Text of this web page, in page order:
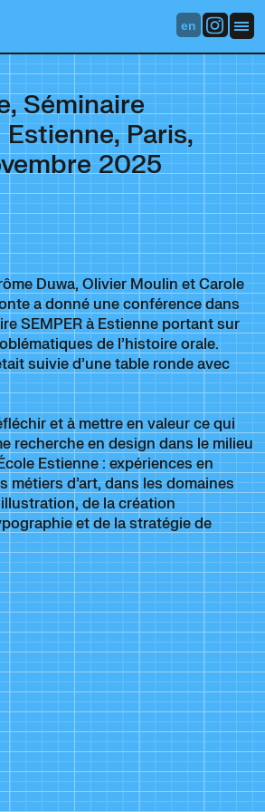
en
Séminaire
Estienne, Paris,
2025
Duwa, Olivier Moulin et Carole
a donné une conférence dans
SEMPER à Estienne portant sur
de l’histoire orale.
suivie d’une table ronde avec
et à mettre en valeur ce qui
recherche en design dans le milieu
Estienne : expériences en
métiers d’art, dans les domaines
de la création
et de la stratégie de